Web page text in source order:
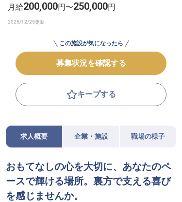
月給200,000円〜250,000円
この施設が気になったら
募集状況を確認する
キープする
求人概要 企業・施設 職場の様子
おもてなしの心を大切に、あなたのペ
ースで輝ける場所。裏方で支える喜び
を感じませんか。